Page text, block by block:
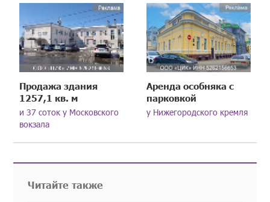
Продажа здания
1257,1 кв. м
и 37 соток у Московского
вокзала
Аренда особняка с
парковкой
у Нижегородского кремля
Читайте также